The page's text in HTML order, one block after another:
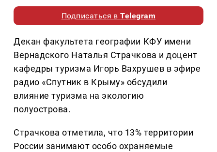
Подписаться вTelegram
Декан факультета географии КФУ имени
Вернадского Наталья Страчкова и доцент
кафедры туризма Игорь Вахрушев в эфире
радио «Спутник в Крыму» обсудили
влияние туризма на экологию
полуострова.
Страчкова отметила, что 13% территории
России занимают особо охраняемые